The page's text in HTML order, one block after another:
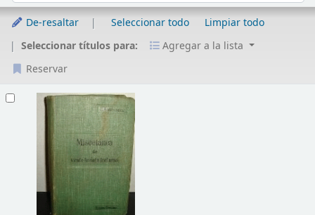
De-resaltar Seleccionar todo
Limpiar todo
Seleccionar títulos para:
Agregar a la lista
Reservar